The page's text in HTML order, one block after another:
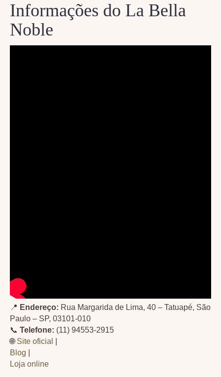
Informações do La Bella
Noble
📍 Endereço: Rua Margarida de Lima, 40 – Tatuapé, São
Paulo – SP, 03101-010
📞 Telefone: (11) 94553-2915
🌐 Site oficial
Blog
Loja online